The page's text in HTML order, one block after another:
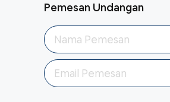
Pemesan Undangan